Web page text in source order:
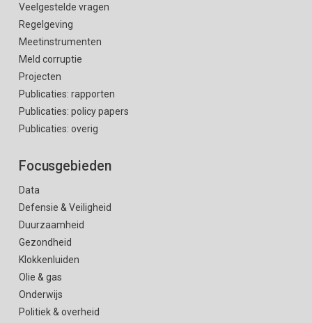
Veelgestelde vragen
Regelgeving
Meetinstrumenten
Meld corruptie
Projecten
Publicaties: rapporten
Publicaties: policy papers
Publicaties: overig
Focusgebieden
Data
Defensie & Veiligheid
Duurzaamheid
Gezondheid
Klokkenluiden
Olie & gas
Onderwijs
Politiek & overheid